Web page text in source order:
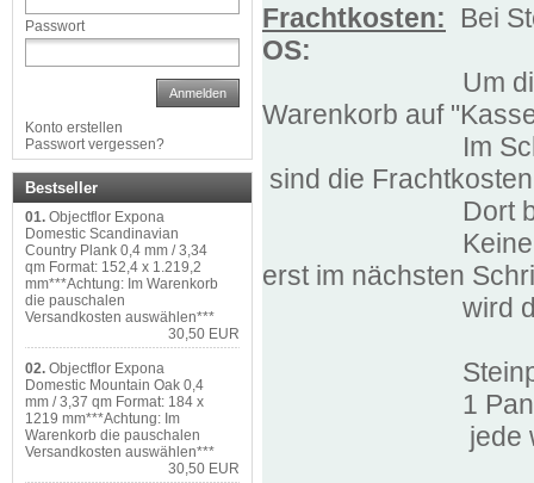
Frachtkosten: Bei
OS:
Um die
Warenkorb auf
Im Schritt 2
sind die
Dort bitte
Keine Sorge,
erst im nächsten
wird der Kauf
1 Paneele
jede weitere
Passwort
Anmelden
Konto erstellen
Passwort vergessen?
Bestseller
01. Objectflor Expona
Domestic Scandinavian
Country Plank 0,4 mm / 3,34
qm Format: 152,4 x 1.219,2
mm***Achtung: Im Warenkorb
die pauschalen
Versandkosten auswählen***
30,50 EUR
02. Objectflor Expona
Domestic Mountain Oak 0,4
mm / 3,37 qm Format: 184 x
1219 mm***Achtung: Im
Warenkorb die pauschalen
Versandkosten auswählen***
30,50 EUR